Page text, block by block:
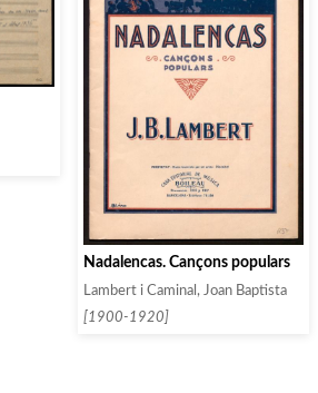
Nadalencas. Cançons populars
Lambert i Caminal, Joan Baptista
[1900-1920]